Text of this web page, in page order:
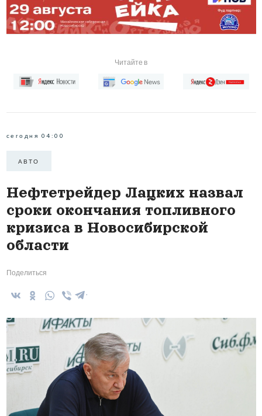
Читайте в
сегодня 04:00
АВТО
Нефтетрейдер Лацких назвал
сроки окончания топливного
кризиса в Новосибирской
области
Поделиться